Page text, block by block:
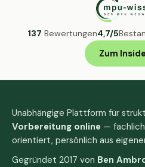
137 Bewertungen4,7/5
Zum
Unabhängige Plattform für
Vorbereitung online —
orientiert, persönlich aus
Gegründet 2017 von Ben